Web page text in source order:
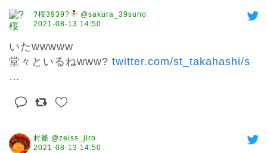
?桜3939?
@sakura_39suno
2021-08-13 14:50
いたwwwww
堂々といるねwww? twitter.com/st_takahashi/s
…
村爺 @zeiss_jiro
2021-08-13 14:50